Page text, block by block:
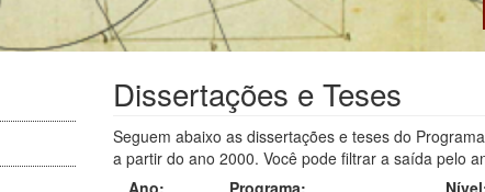
Dissertações e Teses
Seguem abaixo as dissertações e teses do
a partir do ano 2000. Você pode filtrar a saída pelo
Ano:
Programa: